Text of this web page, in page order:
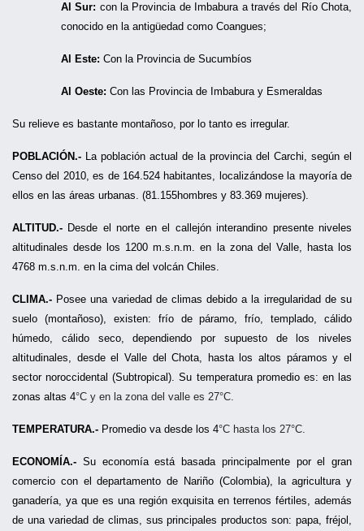
Al Sur: con la Provincia de Imbabura a través del Río Chota,
conocido en la antigüedad como Coangues;
Al Este: Con la Provincia de Sucumbíos
Al Oeste: Con las Provincia de Imbabura y Esmeraldas
Su relieve es bastante montañoso, por lo tanto es irregular.
POBLACIÓN.- La población actual de la provincia del Carchi, según el
Censo del 2010, es de 164.524 habitantes, localizándose la mayoría de
ellos en las áreas urbanas. (81.155hombres y 83.369 mujeres).
ALTITUD.- Desde el norte en el callejón interandino presente niveles
altitudinales desde los 1200 m.s.n.m. en la zona del Valle, hasta los
4768 m.s.n.m. en la cima del volcán Chiles.
CLIMA.- Posee una variedad de climas debido a la irregularidad de su
suelo (montañoso), existen: frío de páramo, frío, templado, cálido
húmedo, cálido seco, dependiendo por supuesto de los niveles
altitudinales, desde el Valle del Chota, hasta los altos páramos y el
sector noroccidental (Subtropical). Su temperatura promedio es: en las
zonas altas 4°C y en la zona del valle es 27°C.
TEMPERATURA.- Promedio va desde los 4°C hasta los 27°C.
ECONOMÍA.- Su economía está basada principalmente por el gran
comercio con el departamento de Nariño (Colombia), la agricultura y
ganadería, ya que es una región exquisita en terrenos fértiles, además
de una variedad de climas, sus principales productos son: papa, fréjol,